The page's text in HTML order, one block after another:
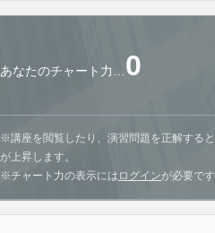
あなたのチャート力… 0
※講座を閲覧したり、演習問題を正解する
が上昇します。
※チャート力の表示には ログインが必要です